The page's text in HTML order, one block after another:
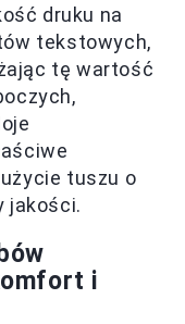
druku na
tekstowych,
tę wartość
tuszu o
jakości.
i